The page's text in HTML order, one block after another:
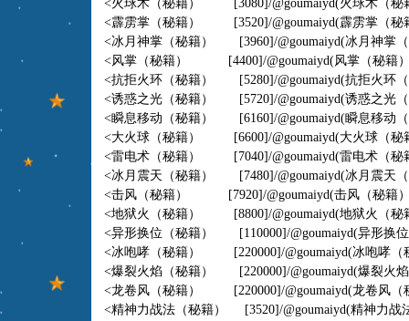
<火球术（秘籍） [3080]/@goumaiyd(火球术（秘
<霹雳掌（秘籍） [3520]/@goumaiyd(霹雳掌（秘
<冰月神掌（秘籍） [3960]/@goumaiyd(冰月神掌（
<风掌（秘籍） [4400]/@goumaiyd(风掌（秘籍）
<抗拒火环（秘籍） [5280]/@goumaiyd(抗拒火环
<诱惑之光（秘籍） [5720]/@goumaiyd(诱惑之光（
<瞬息移动（秘籍） [6160]/@goumaiyd(瞬息移动
<大火球（秘籍） [6600]/@goumaiyd(大火球（秘
<雷电术（秘籍） [7040]/@goumaiyd(雷电术（
<冰月震天（秘籍） [7480]/@goumaiyd(冰月震天
<击风（秘籍） [7920]/@goumaiyd(击风（秘籍
<地狱火（秘籍） [8800]/@goumaiyd(地狱火（秘
<异形换位（秘籍） [110000]/@goumaiyd(异形换
<冰咆哮（秘籍） [220000]/@goumaiyd(冰咆哮（
<爆裂火焰（秘籍） [220000]/@goumaiyd(爆裂
<龙卷风（秘籍） [220000]/@goumaiyd(龙卷风（
<精神力战法（秘籍） [3520]/@goumaiyd(精神力战